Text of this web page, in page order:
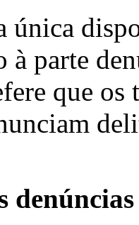
única
à parte
que
denúncias